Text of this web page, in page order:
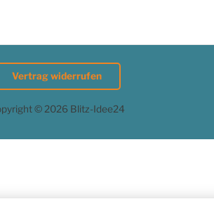
Vertrag widerrufen
© 2026 Blitz-Idee24